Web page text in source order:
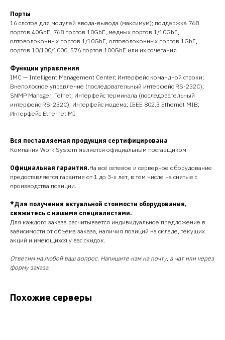
Порты
16 слотов для модулей ввода-вывода (максимум); поддержка 768
портов 40GbE, 768 портов 10GbE, медных портов 1/10GbE,
оптоволоконных портов 1/10GbE, оптоволоконных портов 1GbE,
портов 10/100/1000, 576 портов 100GbE или их сочетания
Функции управления
IMC — Intelligent Management Center; Интерфейс командной строки;
Внеполосное управление (последовательный интерфейс RS-232C);
SNMP Manager; Telnet; Интерфейс терминала (последовательный
интерфейс RS-232C); Интерфейс модема; IEEE 802.3 Ethernet MIB;
Интерфейс Ethernet MI
Вся поставляемая продукция сертифицирована
Компания Work System является официальным поставщиком
Официальная гарантия.На всё сетевое и серверное оборудование
предоставляется гарантия от 1 до 3-х лет, в том числе на снятые с
производства позиции.
*Для получения актуальной стоимости оборудования,
свяжитесь с нашими специалистами.
Для каждого заказа расчитывается индивидуальное предложение в
зависимости от объема заказа, наличия позиций на складе, текущих
акций и имеющихся у вас скидок.
Ответим на любой ваш вопрос. Напишите нам на почту, в чат или через
форму заказа.
Похожие серверы